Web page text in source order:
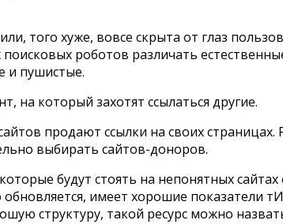
того хуже, вовсе скрыта от глаз
роботов различать
и пушистые.
на который захотят ссылаться другие.
продают ссылки на своих
выбирать сайтов-доноров.
будут стоять на непонятных
имеет хорошие показатели
структуру, такой ресурс можно